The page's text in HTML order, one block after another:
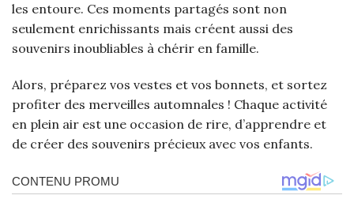
les entoure. Ces moments partagés sont non
seulement enrichissants mais créent aussi des
souvenirs inoubliables à chérir en famille.
Alors, préparez vos vestes et vos bonnets, et sortez
profiter des merveilles automnales ! Chaque activité
en plein air est une occasion de rire, d’apprendre et
de créer des souvenirs précieux avec vos enfants.